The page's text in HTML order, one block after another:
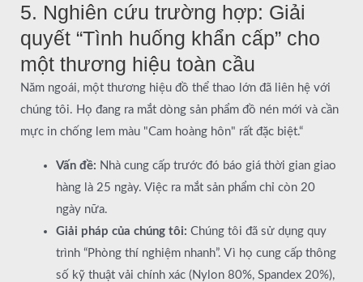
5. Nghiên cứu trường hợp: Giải
quyết “Tình huống khẩn cấp” cho
một thương hiệu toàn cầu
Năm ngoái, một thương hiệu đồ thể thao lớn đã liên hệ với
chúng tôi. Họ đang ra mắt dòng sản phẩm đồ nén mới và cần
mực in chống lem màu "Cam hoàng hôn" rất đặc biệt.“
Vấn đề: Nhà cung cấp trước đó báo giá thời gian giao
hàng là 25 ngày. Việc ra mắt sản phẩm chỉ còn 20
ngày nữa.
Giải pháp của chúng tôi: Chúng tôi đã sử dụng quy
trình “Phòng thí nghiệm nhanh”. Vì họ cung cấp thông
số kỹ thuật vải chính xác (Nylon 80%, Spandex 20%),